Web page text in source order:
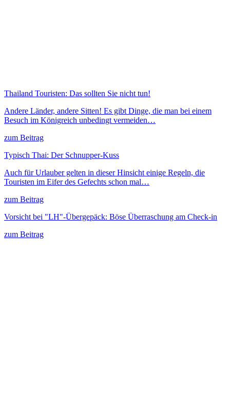
Thailand Touristen: Das sollten Sie nicht tun!
Andere Länder, andere Sitten! Es gibt Dinge, die man bei einem
Besuch im Königreich unbedingt vermeiden…
zum Beitrag
Typisch Thai: Der Schnupper-Kuss
Auch für Urlauber gelten in dieser Hinsicht einige Regeln, die
Touristen im Eifer des Gefechts schon mal…
zum Beitrag
Vorsicht bei "LH"-Übergepäck: Böse Überraschung am Check-in
zum Beitrag